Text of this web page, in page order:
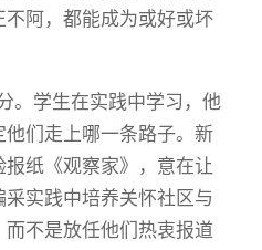
阿，都能成为或好或坏
。学生在实践中学习，他
们走上哪一条路子。新
纸《观察家》，意在让
实践中培养关怀社区与
不是放任他们热衷报道